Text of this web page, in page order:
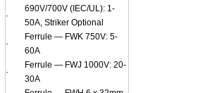
·
690V/700V (IEC/UL): 1-
50A, Striker Optional
·
Ferrule — FWK 750V: 5-
60A
·
Ferrule — FWJ 1000V: 20-
30A